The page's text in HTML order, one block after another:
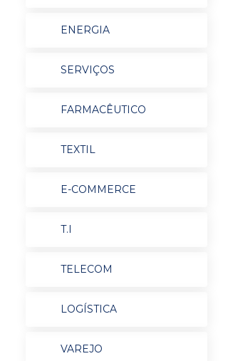
ENERGIA
SERVIÇOS
FARMACÊUTICO
TEXTIL
E-COMMERCE
T.I
TELECOM
LOGÍSTICA
VAREJO